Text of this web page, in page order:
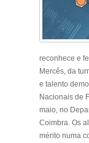
reconhece e
Mercês, da
e talento
Nacionais de
maio, no
Coimbra. Os
mérito numa